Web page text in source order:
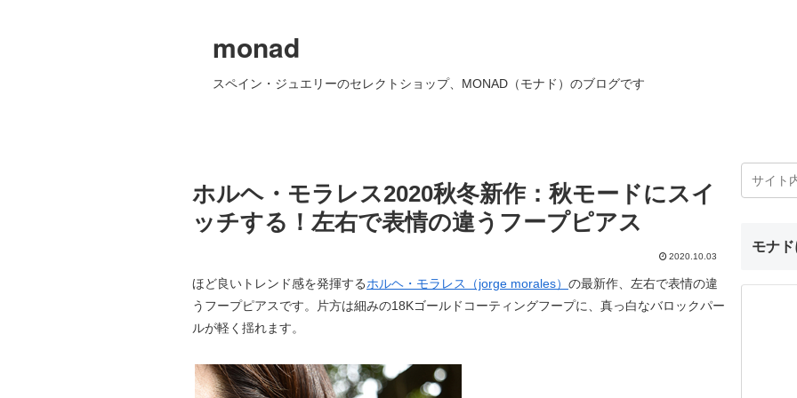
monad
スペイン・ジュエリーのセレクトショップ、MONAD（モナド）のブログです
ホルヘ・モラレス2020秋冬新作：秋モードにスイ
ッチする！左右で表情の違うフープピアス
2020.10.03
ほど良いトレンド感を発揮するホルヘ・モラレス（jorge morales） の最新作、左右で表情の違
うフープピアスです。片方は細みの18Kゴールドコーティングフープに、真っ白なバロックパー
ルが軽く揺れます。
モナ